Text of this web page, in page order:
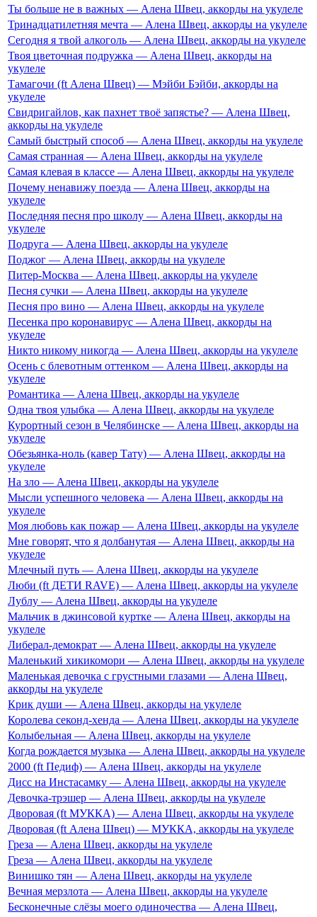
Ты больше не в важных — Алена Швец, аккорды на укулеле
Тринадцатилетняя мечта — Алена Швец, аккорды на укулеле
Сегодня я твой алкоголь — Алена Швец, аккорды на укулеле
Твоя цветочная подружка — Алена Швец, аккорды на
укулеле
Тамагочи (ft Алена Швец) — Мэйби Бэйби, аккорды на
укулеле
Свидригайлов, как пахнет твоё запястье? — Алена Швец,
аккорды на укулеле
Самый быстрый способ — Алена Швец, аккорды на укулеле
Самая странная — Алена Швец, аккорды на укулеле
Самая клевая в классе — Алена Швец, аккорды на укулеле
Почему ненавижу поезда — Алена Швец, аккорды на
укулеле
Последняя песня про школу — Алена Швец, аккорды на
укулеле
Подруга — Алена Швец, аккорды на укулеле
Поджог — Алена Швец, аккорды на укулеле
Питер-Москва — Алена Швец, аккорды на укулеле
Песня сучки — Алена Швец, аккорды на укулеле
Песня про вино — Алена Швец, аккорды на укулеле
Песенка про коронавирус — Алена Швец, аккорды на
укулеле
Никто никому никогда — Алена Швец, аккорды на укулеле
Осень с блевотным оттенком — Алена Швец, аккорды на
укулеле
Романтика — Алена Швец, аккорды на укулеле
Одна твоя улыбка — Алена Швец, аккорды на укулеле
Курортный сезон в Челябинске — Алена Швец, аккорды на
укулеле
Обезьянка-ноль (кавер Тату) — Алена Швец, аккорды на
укулеле
На зло — Алена Швец, аккорды на укулеле
Мысли успешного человека — Алена Швец, аккорды на
укулеле
Моя любовь как пожар — Алена Швец, аккорды на укулеле
Мне говорят, что я долбанутая — Алена Швец, аккорды на
укулеле
Млечный путь — Алена Швец, аккорды на укулеле
Люби (ft ДЕТИ RAVE) — Алена Швец, аккорды на укулеле
Лублу — Алена Швец, аккорды на укулеле
Мальчик в джинсовой куртке — Алена Швец, аккорды на
укулеле
Либерал-демократ — Алена Швец, аккорды на укулеле
Маленький хикикомори — Алена Швец, аккорды на укулеле
Маленькая девочка с грустными глазами — Алена Швец,
аккорды на укулеле
Крик души — Алена Швец, аккорды на укулеле
Королева секонд-хенда — Алена Швец, аккорды на укулеле
Колыбельная — Алена Швец, аккорды на укулеле
Когда рождается музыка — Алена Швец, аккорды на укулеле
2000 (ft Педиф) — Алена Швец, аккорды на укулеле
Дисс на Инстасамку — Алена Швец, аккорды на укулеле
Девочка-трэшер — Алена Швец, аккорды на укулеле
Дворовая (ft МУККА) — Алена Швец, аккорды на укулеле
Дворовая (ft Алена Швец) — МУККА, аккорды на укулеле
Греза — Алена Швец, аккорды на укулеле
Греза — Алена Швец, аккорды на укулеле
Винишко тян — Алена Швец, аккорды на укулеле
Вечная мерзлота — Алена Швец, аккорды на укулеле
Бесконечные слёзы моего одиночества — Алена Швец,